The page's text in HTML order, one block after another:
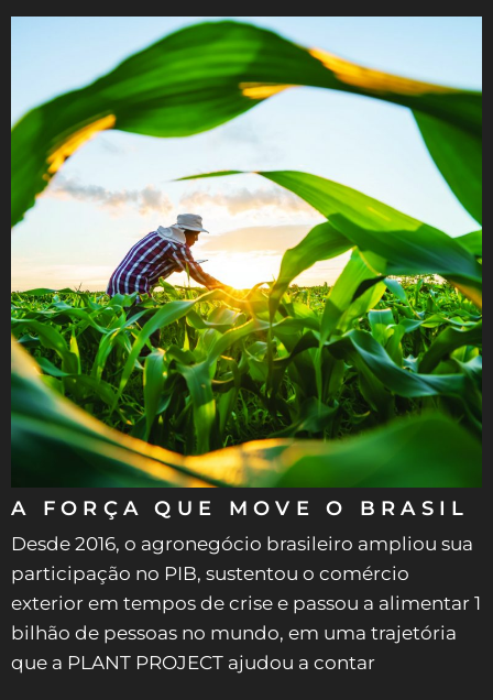
A FORÇA QUE MOVE O BRASIL
Desde 2016, o agronegócio brasileiro ampliou sua
participação no PIB, sustentou o comércio
exterior em tempos de crise e passou a alimentar 1
bilhão de pessoas no mundo, em uma trajetória
que a PLANT PROJECT ajudou a contar